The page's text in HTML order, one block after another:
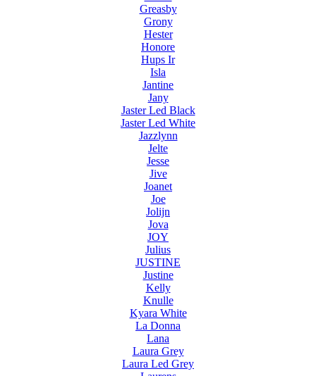
Greasby
Grony
Hester
Honore
Hups Ir
Isla
Jantine
Jany
Jaster Led Black
Jaster Led White
Jazzlynn
Jelte
Jesse
Jive
Joanet
Joe
Jolijn
Jova
JOY
Julius
JUSTINE
Justine
Kelly
Knulle
Kyara White
La Donna
Lana
Laura Grey
Laura Led Grey